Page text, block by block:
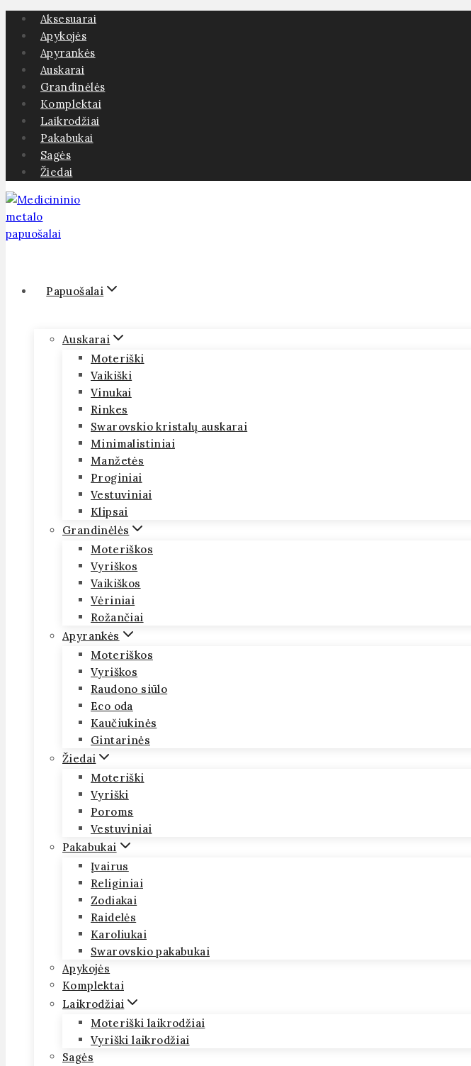
Skip
content
Aksesuarai
Apykojės
Apyrankės
Auskarai
Grandinėlės
Komplektai
Laikrodžiai
Pakabukai
Sagės
Žiedai
Papuošalai
Auskarai
Moteriški
Vaikiški
Vinukai
Rinkes
Swarovskio kristalų auskarai
Minimalistiniai
Manžetės
Proginiai
Vestuviniai
Klipsai
Grandinėlės
Moteriškos
Vyriškos
Vaikiškos
Vėriniai
Rožančiai
Apyrankės
Moteriškos
Vyriškos
Raudono siūlo
Eco oda
Kaučiukinės
Gintarinės
Žiedai
Moteriški
Vyriški
Poroms
Vestuviniai
Pakabukai
Įvairus
Religiniai
Zodiakai
Raidelės
Karoliukai
Swarovskio pakabukai
Apykojės
Komplektai
Laikrodžiai
Moteriški laikrodžiai
Vyriški laikrodžiai
Sagės